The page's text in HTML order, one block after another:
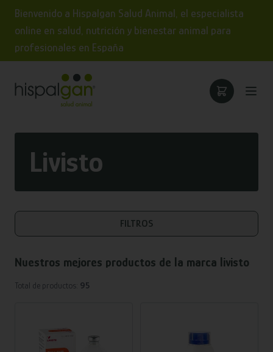
Bienvenido a Hispalgan Salud Animal, el especialista
online en salud, nutrición y bienestar animal para
profesionales en España
Livisto
FILTROS
Nuestros mejores productos de la marca livisto
Total de productos: 95